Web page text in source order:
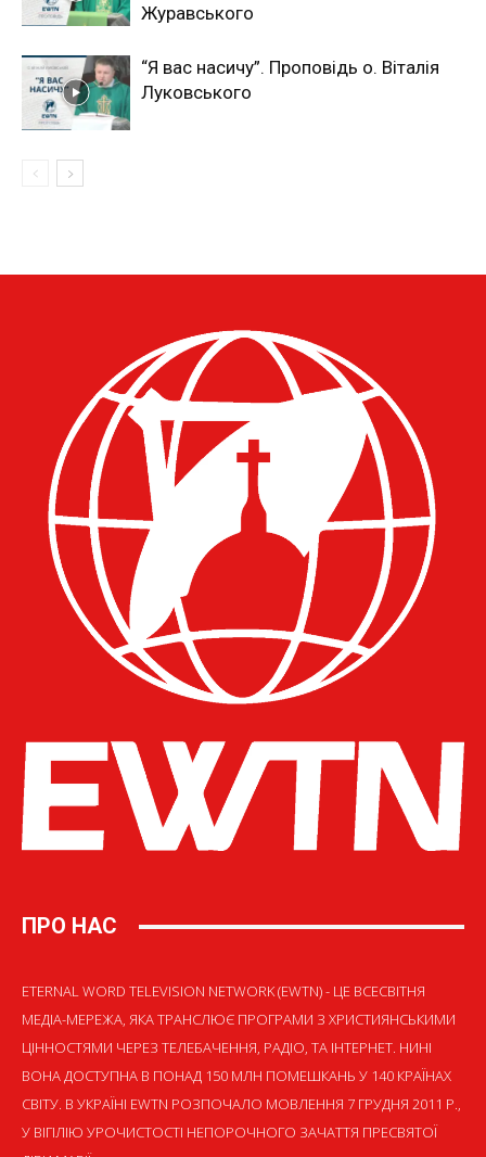
Журавського
“Я вас насичу”. Проповідь о. Віталія
Луковського
ПРО НАС
ETERNAL WORD TELEVISION NETWORK (EWTN) - ЦЕ ВСЕСВІТНЯ
МЕДІА-МЕРЕЖА, ЯКА ТРАНСЛЮЄ ПРОГРАМИ З ХРИСТИЯНСЬКИМИ
ЦІННОСТЯМИ ЧЕРЕЗ ТЕЛЕБАЧЕННЯ, РАДІО, ТА ІНТЕРНЕТ. НИНІ
ВОНА ДОСТУПНА В ПОНАД 150 МЛН ПОМЕШКАНЬ У 140 КРАЇНАХ
СВІТУ. В УКРАЇНІ EWTN РОЗПОЧАЛО МОВЛЕННЯ 7 ГРУДНЯ 2011 Р.,
У ВІГІЛІЮ УРОЧИСТОСТІ НЕПОРОЧНОГО ЗАЧАТТЯ ПРЕСВЯТОЇ